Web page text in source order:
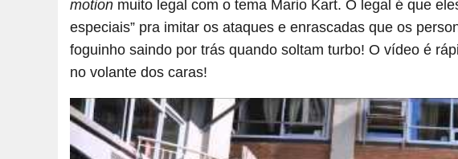
motion muito legal com o tema Mario Kart. O legal é que
especiais” pra imitar os ataques e enrascadas que os
foguinho saindo por trás quando soltam turbo! O vídeo é
no volante dos caras!